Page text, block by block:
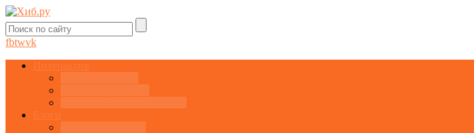
fbtwvk
Интерактив
Блоги